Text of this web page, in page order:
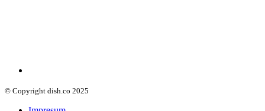
© Copyright dish.co 2025